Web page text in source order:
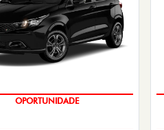
OPORTUNIDADE